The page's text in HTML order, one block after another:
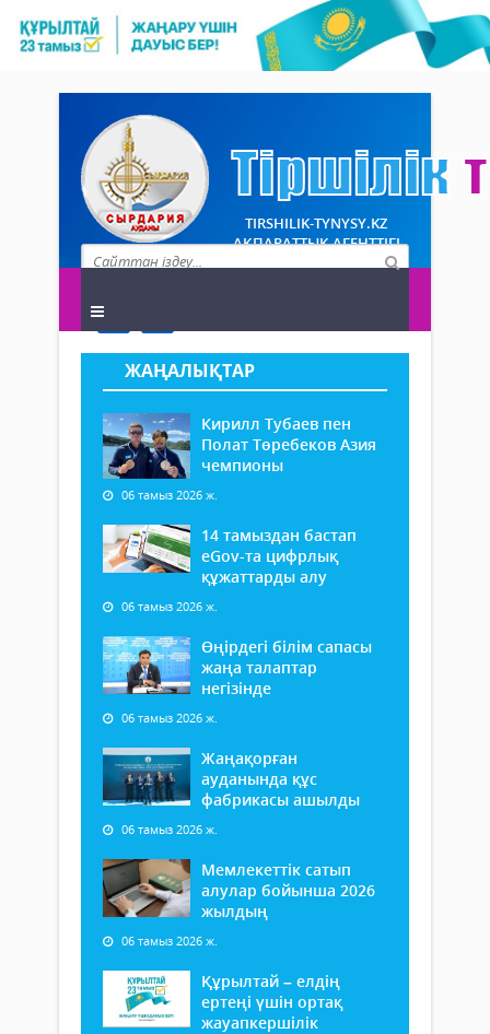
TIRSHILIK-TYNYSY.KZ
АҚПАРАТТЫҚ АГЕНТТІГІ
ЖАҢАЛЫҚТАР
Кирилл Тубаев пен
Полат Төребеков Азия
чемпионы
06 тамыз 2026 ж.
14 тамыздан бастап
еGov-та цифрлық
құжаттарды алу
06 тамыз 2026 ж.
Өңірдегі білім сапасы
жаңа талаптар
негізінде
06 тамыз 2026 ж.
Жаңақорған
ауданында құс
фабрикасы ашылды
06 тамыз 2026 ж.
Мемлекеттік сатып
алулар бойынша 2026
жылдың
06 тамыз 2026 ж.
Құрылтай – елдің
ертеңі үшін ортақ
жауапкершілік